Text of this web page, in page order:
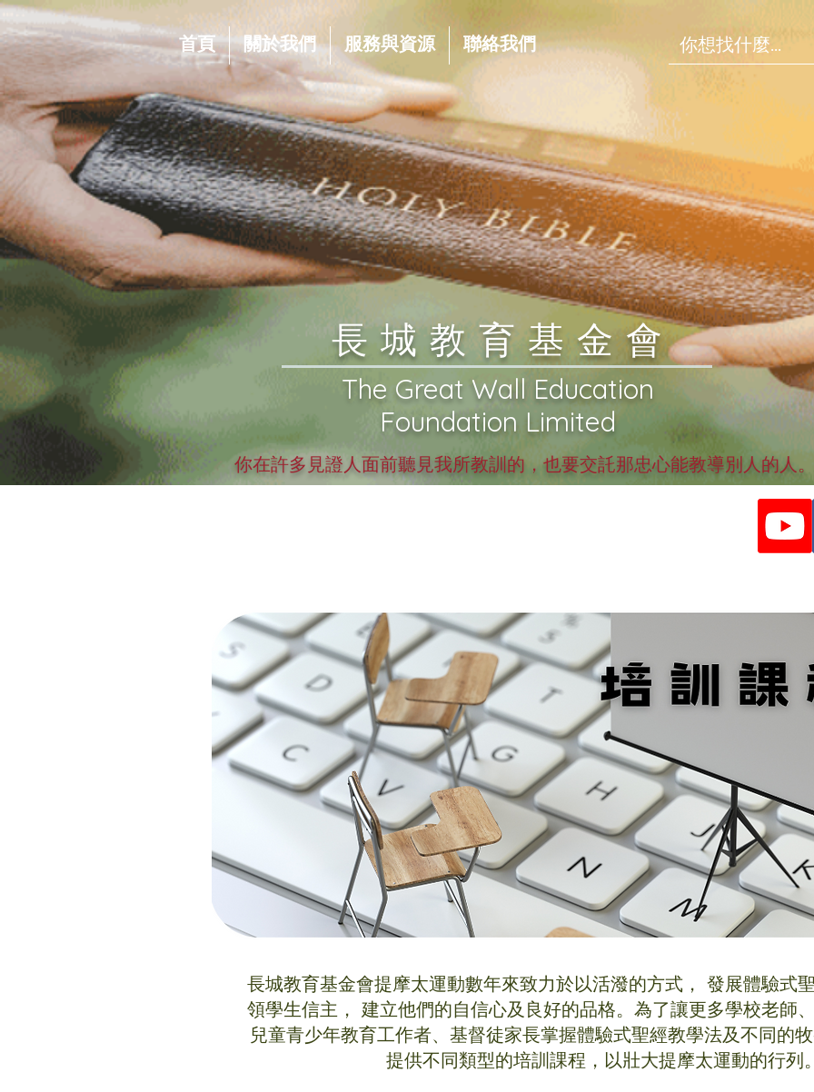
首頁 關於我們 服務與資源 聯絡我們
​長城教育基金會
​The Great Wall Education
Foundation Limited
你在許多見證人面前聽見我所教訓的，也要交託那忠心能教導別人的人
長城教育基金會提摩太運動數年來致力於以活潑的方式， 發展體驗式
領學生信主， 建立他們的自信心及良好的品格。為了讓更多學校老師
兒童青少年教育工作者、基督徒家長掌握體驗式聖經教學法及不同的
提供不同類型的培訓課程，以壯大提摩太運動的行列